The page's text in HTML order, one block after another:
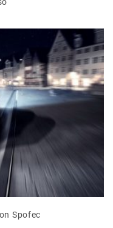
Spofec